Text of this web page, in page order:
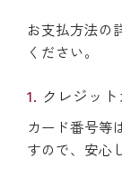
お支払方法の
ください。
クレジッ
カード番号等
すので、安心